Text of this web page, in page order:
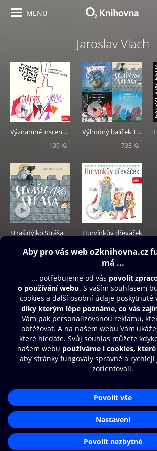
MENU
Jaroslav Vlach
Významné inscenace Mahenovy činohry v Brně
139 Kč
Výhodný balíček Tympanum - Dramatizace pro děti
733 Kč
Strašidýlko Stráša
149 Kč
Hurvínkův dřeváček
Obsah ke stažení
Moje O2 Knihovna
Další zábava
© O2 Czech Republic a.s.
Přístupnost
Zásady zpracování osobních údajů
Nastavení cookies
Aplikace O2
Čti a poslouchej
audioknihy rychleji